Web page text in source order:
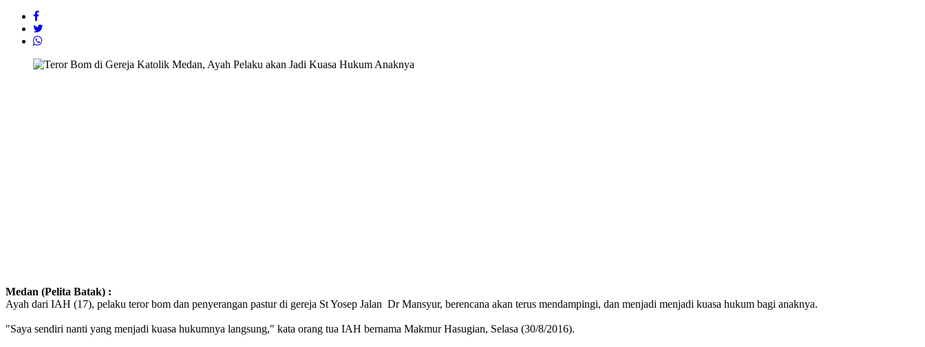
Medan (Pelita Batak) :
Ayah dari IAH (17), pelaku teror bom dan penyerangan pastur di gereja St Yosep Jalan Dr Mansyur, berencana akan terus mendampingi, dan menjadi menjadi kuasa hukum bagi anaknya.
"Saya sendiri nanti yang menjadi kuasa hukumnya langsung," kata orang tua IAH bernama Makmur Hasugian, Selasa (30/8/2016).